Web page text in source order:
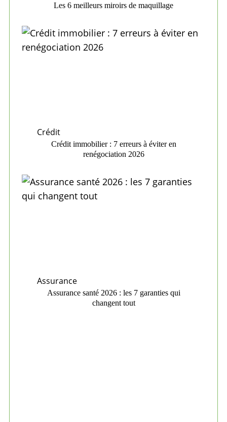
Les 6 meilleurs miroirs de maquillage
Crédit
Crédit immobilier : 7 erreurs à éviter en
renégociation 2026
Assurance
Assurance santé 2026 : les 7 garanties qui
changent tout